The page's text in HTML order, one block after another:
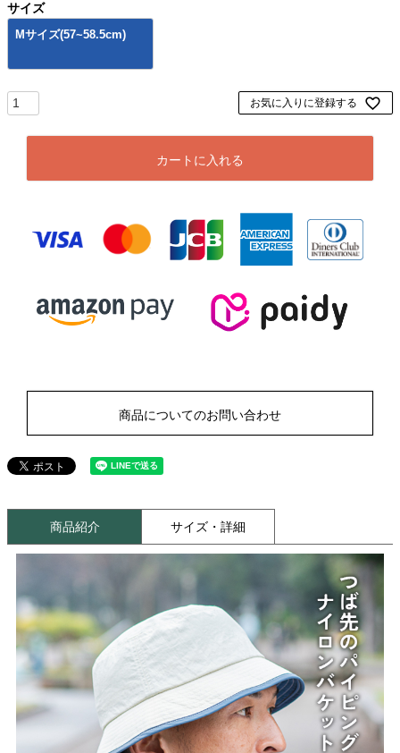
サイズ
Mサイズ(57~58.5cm)
お気に入りに登録する
カートに入れる
商品についてのお問い合わせ
商品紹介 サイズ・詳細